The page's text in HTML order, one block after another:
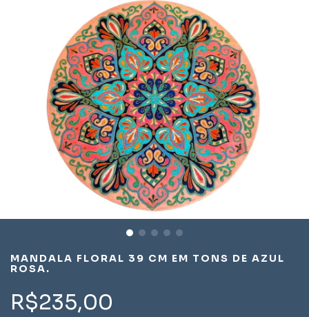
MANDALA FLORAL 39 CM EM TONS DE AZUL
ROSA.
R$235,00